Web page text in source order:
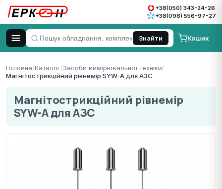
+38(050) 343-24-26
+38(098) 556-97-27
Знайти Кошик
Головна/Каталог/Засоби вимірювальної техніки/
Магнітострикційний рівнемір SYW-A для АЗС
Магнітострикційний рівнемір
SYW-A для АЗС